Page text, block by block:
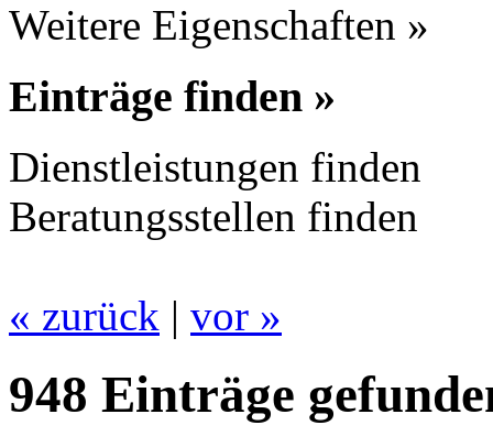
Weitere Eigenschaften »
Einträge finden »
Dienstleistungen finden
Beratungsstellen finden
« zurück | vor »
948 Einträge